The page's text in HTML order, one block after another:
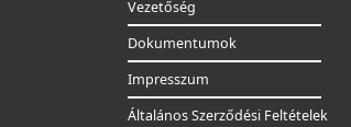
Vezetőség
Dokumentumok
Impresszum
Általános Szerződési Feltételek